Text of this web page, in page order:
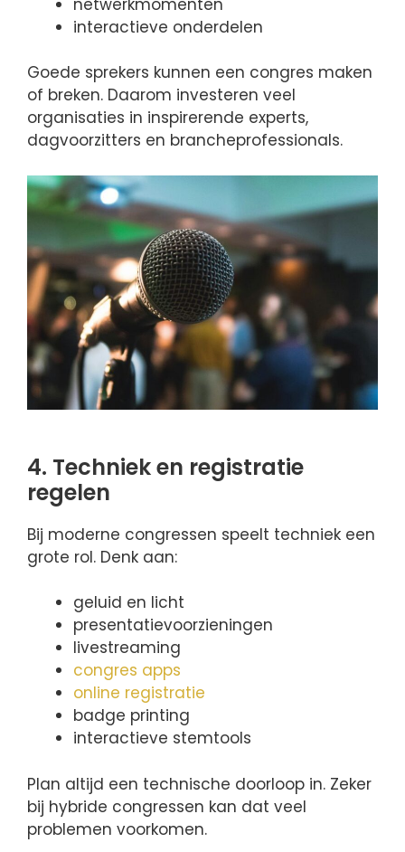
netwerkmomenten
interactieve onderdelen
Goede sprekers kunnen een congres maken
of breken. Daarom investeren veel
organisaties in inspirerende experts,
dagvoorzitters en brancheprofessionals.
4. Techniek en registratie
regelen
Bij moderne congressen speelt techniek een
grote rol. Denk aan:
geluid en licht
presentatievoorzieningen
livestreaming
congres apps
online registratie
badge printing
interactieve stemtools
Plan altijd een technische doorloop in. Zeker
bij hybride congressen kan dat veel
problemen voorkomen.